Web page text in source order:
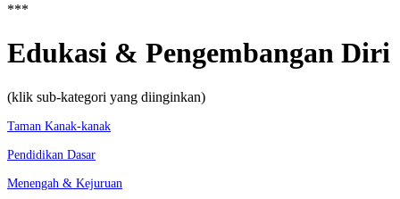
***
Edukasi & Pengembangan Diri
(klik sub-kategori yang diinginkan)
Taman Kanak-kanak
Pendidikan Dasar
Menengah & Kejuruan